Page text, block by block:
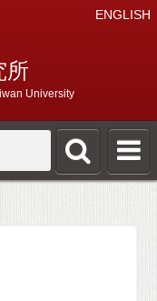
ENGLISH
所
University